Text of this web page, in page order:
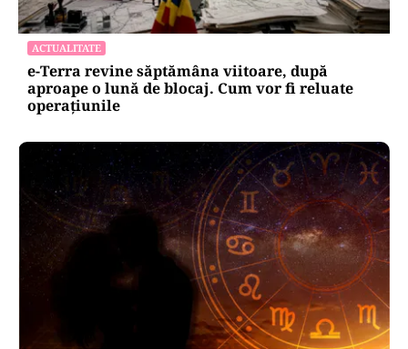
ACTUALITATE
e-Terra revine săptămâna viitoare, după
aproape o lună de blocaj. Cum vor fi reluate
operațiunile